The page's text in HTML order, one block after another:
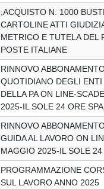
;ACQUISTO N. 1000
CARTOLINE ATTI
METRICO E TUTELA DEL
POSTE ITALIANE
RINNOVO
QUOTIDIANO DEGLI
DELLA PA ON LINE-
2025-IL SOLE 24 ORE SPA
RINNOVO
GUIDA AL LAVORO ON
MAGGIO 2025-IL SOLE 24
PROGRAMMAZIONE
SUL LAVORO ANNO 2025